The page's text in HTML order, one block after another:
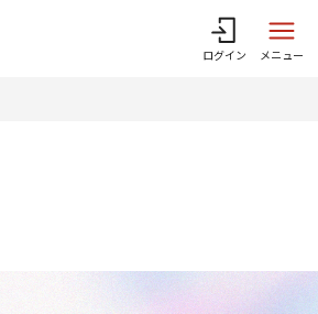
ログイン メニュー